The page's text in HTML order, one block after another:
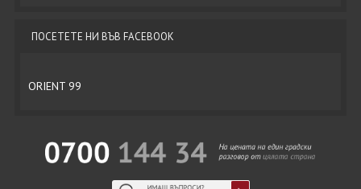
ПОСЕТЕТЕ НИ ВЪВ FACEBOOK
ORIENT 99